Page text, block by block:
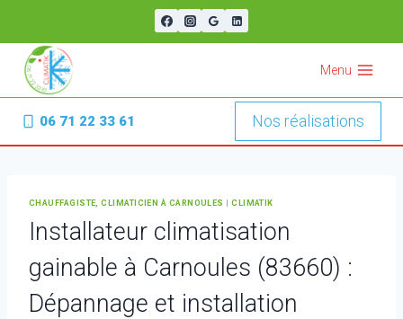
contenu
Menu
06 71 22 33 61 Nos réalisations
CHAUFFAGISTE, CLIMATICIEN À CARNOULES |CLIMATIK
Installateur climatisation
gainable à Carnoules (83660) :
Dépannage et installation